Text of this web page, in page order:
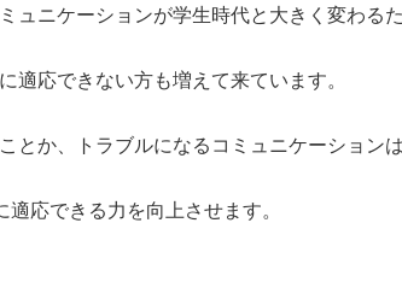
ニケーションが学生時代と大きく変わる
応できない方も増えて来ています。
とか、トラブルになるコミュニケーション
応できる力を向上させます。